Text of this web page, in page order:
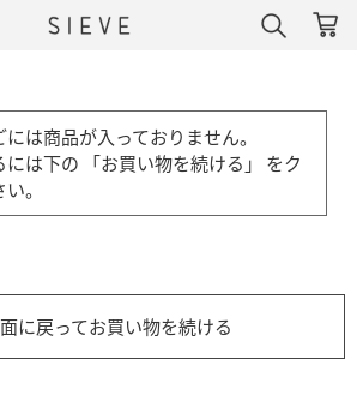
は商品が入っておりません。
は下の 「お買い物を続ける」 をク
。
に戻ってお買い物を続ける